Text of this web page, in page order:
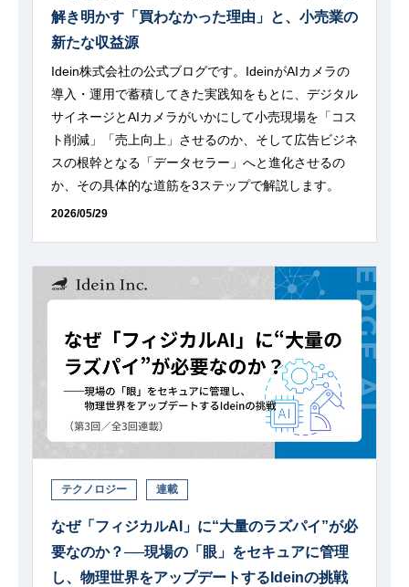
解き明かす「買わなかった理由」と、小売業の
新たな収益源
Idein株式会社の公式ブログです。IdeinがAIカメラの
導入・運用で蓄積してきた実践知をもとに、デジタル
サイネージとAIカメラがいかにして小売現場を「コス
ト削減」「売上向上」させるのか、そして広告ビジネ
スの根幹となる「データセラー」へと進化させるの
か、その具体的な道筋を3ステップで解説します。
2026/05/29
テクノロジー 連載
なぜ「フィジカルAI」に“大量のラズパイ”が必
要なのか？──現場の「眼」をセキュアに管理
し、物理世界をアップデートするIdeinの挑戦